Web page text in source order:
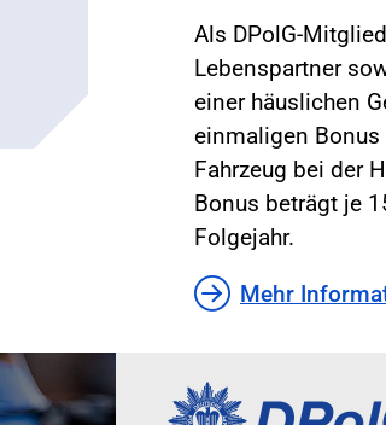
Als DPolG-
Lebenspartner
einer häuslichen
einmaligen Bonus
Fahrzeug bei der
Bonus beträgt je
Folgejahr.
Mehr